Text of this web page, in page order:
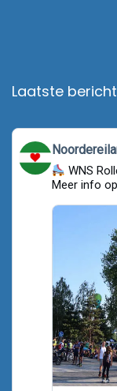
Laatste
View
post
by
Noordereiland.org
WNS
Meer info